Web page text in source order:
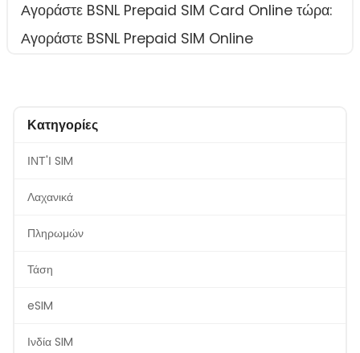
Αγοράστε BSNL Prepaid SIM Card Online τώρα:
Αγοράστε BSNL Prepaid SIM Online
Κατηγορίες
ΙΝΤ'Ι SIM
Λαχανικά
Πληρωμών
Τάση
eSIM
Ινδία SIM